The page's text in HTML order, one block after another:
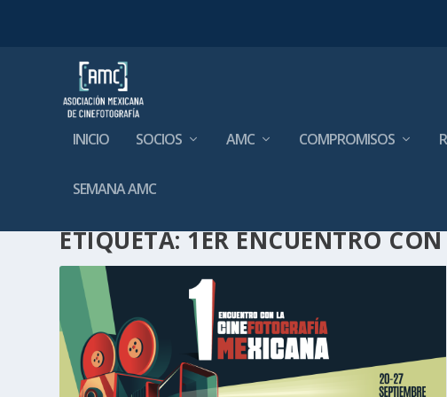
INICIO SOCIOS AMC COMPROMISOS
SEMANA AMC
ETIQUETA:1ER ENCUENTRO